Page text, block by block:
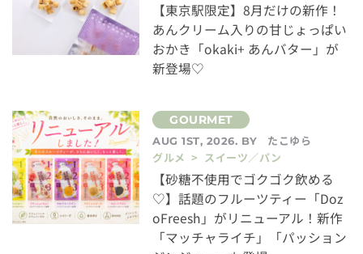
【東京駅限定】8月だけの新作！
あんクリーム入りの甘じょっぱい
おかき「okaki+ あんバター」が
新登場♡
AUG 1ST, 2026. BY
たこゆら
グルメ > スイーツ／パン
【砂糖不使用でゴクゴク飲める
♡】話題のフルーツティー「Doz
oFreesh」がリニューアル！新作
「マッチャライチ」「パッション